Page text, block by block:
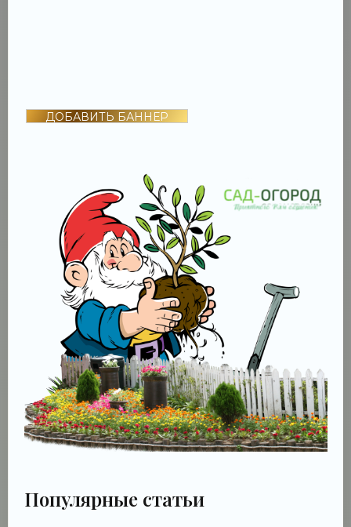
ДОБАВИТЬ БАННЕР
Популярные статьи